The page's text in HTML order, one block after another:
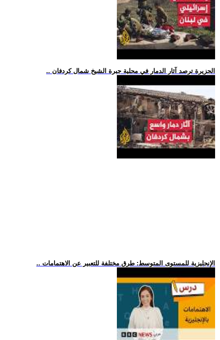
.. الجزيرة ترصد آثار الدمار في محلية جبرة الشيخ شمال كردفان
.. الإنجليزية للمستوى المتوسط: طرق مختلفة للتعبير عن الاهتمامات